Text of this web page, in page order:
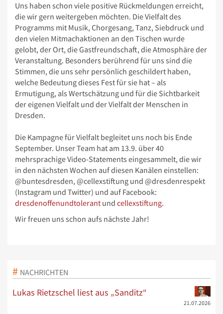
Uns haben schon viele positive Rückmeldungen erreicht,
die wir gern weitergeben möchten. Die Vielfalt des
Programms mit Musik, Chorgesang, Tanz, Siebdruck und
den vielen Mitmachaktionen an den Tischen wurde
gelobt, der Ort, die Gastfreundschaft, die Atmosphäre der
Veranstaltung. Besonders berührend für uns sind die
Stimmen, die uns sehr persönlich geschildert haben,
welche Bedeutung dieses Fest für sie hat – als
Ermutigung, als Wertschätzung und für die Sichtbarkeit
der eigenen Vielfalt und der Vielfalt der Menschen in
Dresden.
Die Kampagne für Vielfalt begleitet uns noch bis Ende
September. Unser Team hat am 13.9. über 40
mehrsprachige Video-Statements eingesammelt, die wir
in den nächsten Wochen auf diesen Kanälen einstellen:
@buntesdresden, @cellexstiftung und @dresdenrespekt
(Instagram und Twitter) und auf Facebook:
dresdenoffenundtolerant und cellexstiftung.
Wir freuen uns schon aufs nächste Jahr!
NACHRICHTEN
Lukas Rietzschel liest aus „Sanditz“
21.07.2026